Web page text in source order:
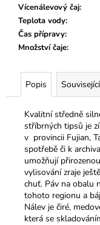
Vícenálevový čaj:
Teplota vody:
Čas přípravy:
Množství čaje:
Popis
Kvalitní středně
stříbrných tipsů je
v provincii Fujian,
spotřebě či k
umožňují
vylisování zraje
chuť. Páv na obalu
tohoto regionu a
Nálev je čiré,
která se